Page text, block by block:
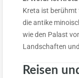
Kreta ist berühmt
die antike
wie den Palast
Landschaften
Reisen